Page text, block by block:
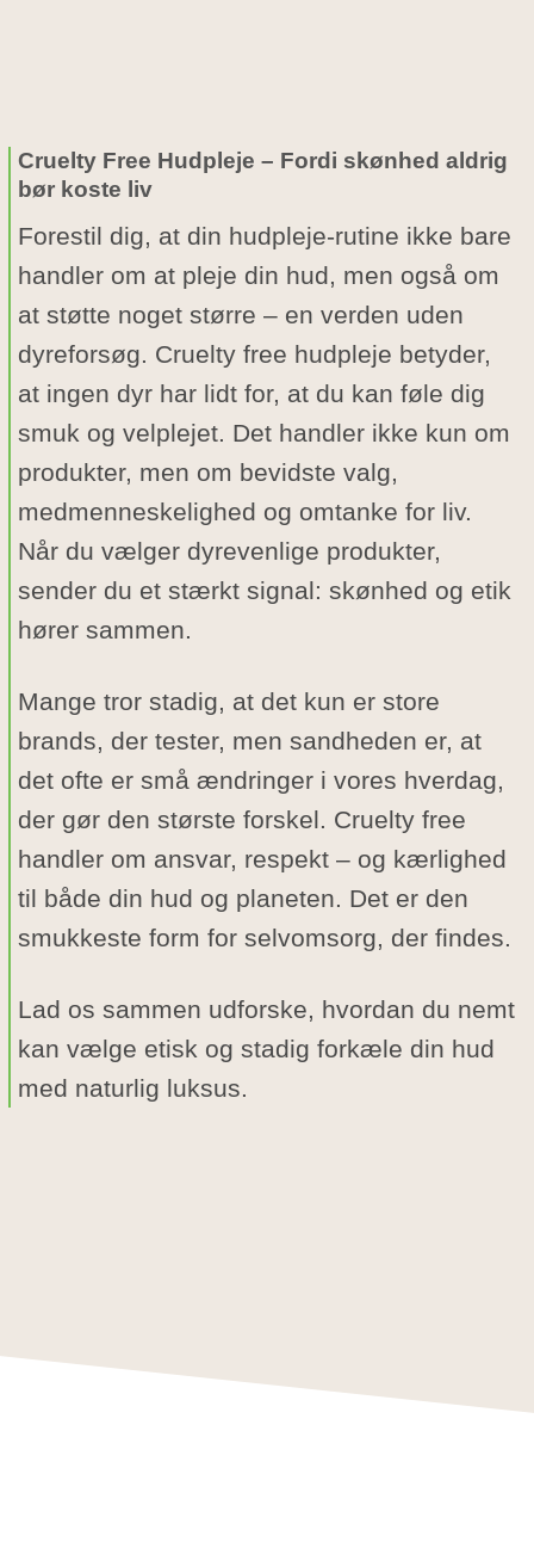
Cruelty Free Hudpleje – Fordi skønhed aldrig
bør koste liv
Forestil dig, at din hudpleje-rutine ikke bare
handler om at pleje din hud, men også om
at støtte noget større – en verden uden
dyreforsøg. Cruelty free hudpleje betyder,
at ingen dyr har lidt for, at du kan føle dig
smuk og velplejet. Det handler ikke kun om
produkter, men om bevidste valg,
medmenneskelighed og omtanke for liv.
Når du vælger dyrevenlige produkter,
sender du et stærkt signal: skønhed og etik
hører sammen.
Mange tror stadig, at det kun er store
brands, der tester, men sandheden er, at
det ofte er små ændringer i vores hverdag,
der gør den største forskel. Cruelty free
handler om ansvar, respekt – og kærlighed
til både din hud og planeten. Det er den
smukkeste form for selvomsorg, der findes.
Lad os sammen udforske, hvordan du nemt
kan vælge etisk og stadig forkæle din hud
med naturlig luksus.